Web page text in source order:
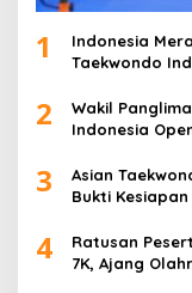
1
Indonesia
Taekwondo
2
Wakil
Indonesia
3
Asian
Bukti
4
Ratusan
7K, Ajang